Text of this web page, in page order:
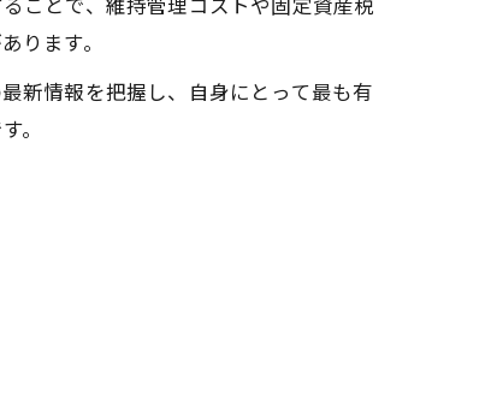
ります。
新情報を把握し、自身にとって最も有
。